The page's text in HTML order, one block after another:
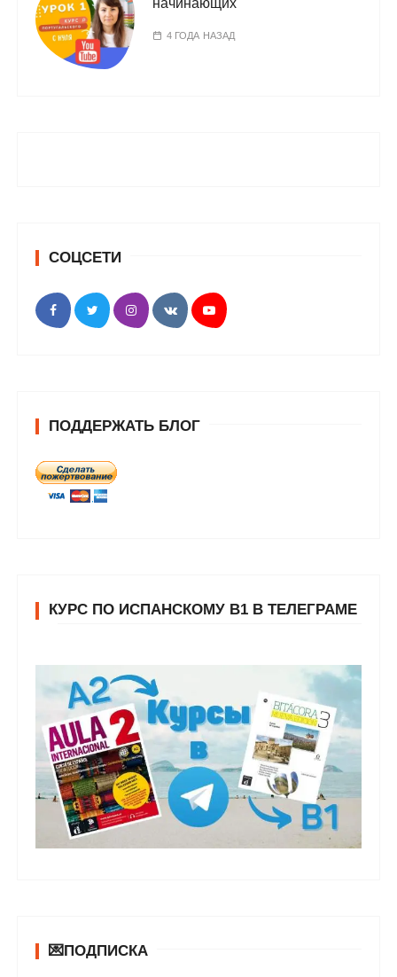
начинающих
4 ГОДА НАЗАД
СОЦСЕТИ
ПОДДЕРЖАТЬ БЛОГ
КУРС ПО ИСПАНСКОМУ В1 В ТЕЛЕГРАМЕ
💌ПОДПИСКА